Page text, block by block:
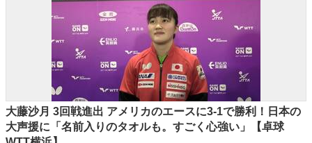
大藤沙月 3回戦進出 アメリカのエースに3-1で勝利！日本の
大声援に「名前入りのタオルも。すごく心強い」【卓球